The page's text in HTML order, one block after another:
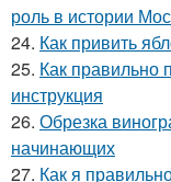
роль в истории
24. Как привить
25. Как правильно
инструкция
26. Обрезка
начинающих
27. Как я